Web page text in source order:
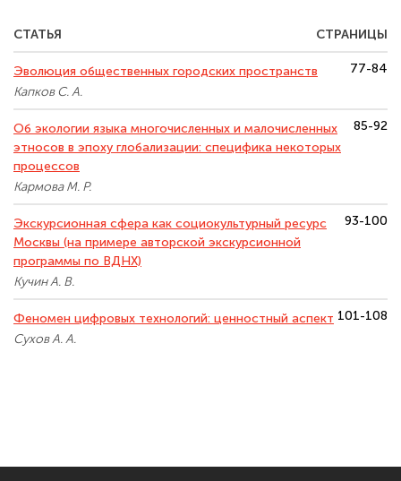
СТАТЬЯ СТРАНИЦЫ
Эволюция общественных городских пространств
Капков С. А.
77-84
Об экологии языка многочисленных и малочисленных
этносов в эпоху глобализации: специфика некоторых
процессов
Кармова М. Р.
85-92
Экскурсионная сфера как социокультурный ресурс
Москвы (на примере авторской экскурсионной
программы по ВДНХ)
Кучин А. В.
93-100
Феномен цифровых технологий: ценностный аспект
Сухов А. А.
101-108